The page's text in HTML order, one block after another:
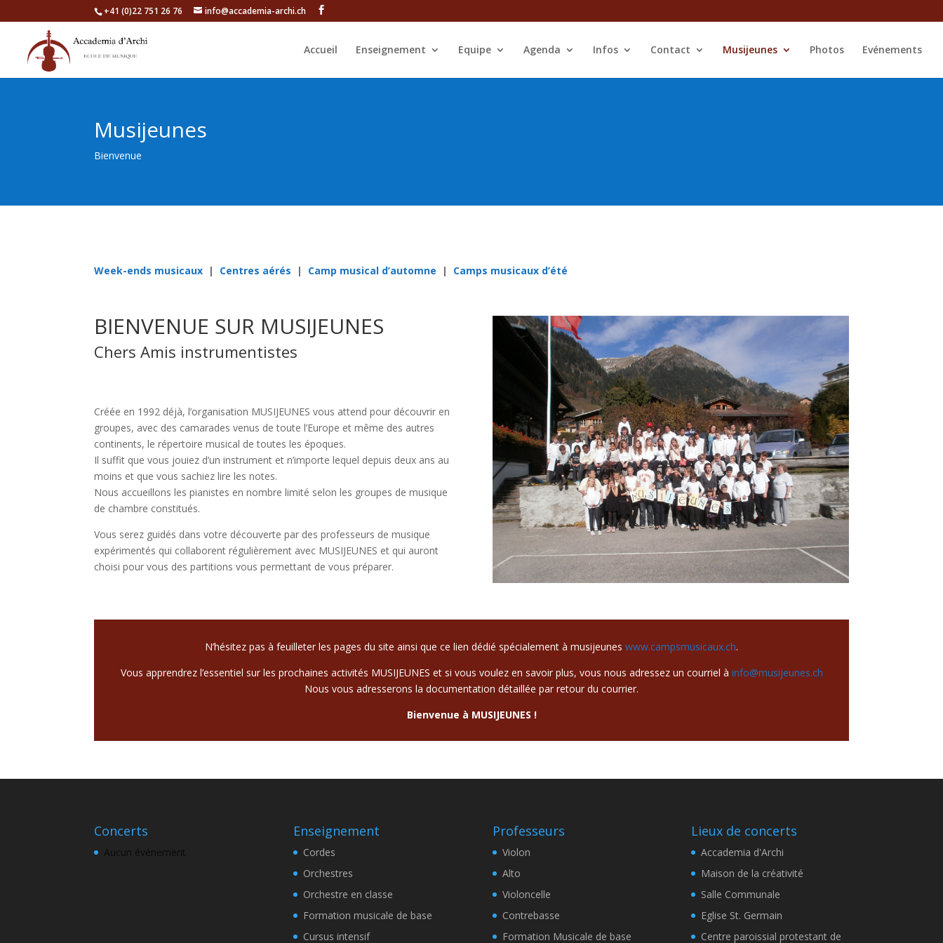
+41 (0)22 751 26 76 info@accademia-archi.ch
Accueil Enseignement Equipe Agenda Infos Contact Musijeunes Photos Evénements
Musijeunes
Bienvenue
Week-ends musicaux | Centres aérés | Camp musical d’automne | Camps musicaux d’été
BIENVENUE SUR MUSIJEUNES
Chers Amis instrumentistes
Créée en 1992 déjà, l’organisation MUSIJEUNES vous attend pour découvrir en
groupes, avec des camarades venus de toute l’Europe et même des autres
continents, le répertoire musical de toutes les époques.
Il suffit que vous jouiez d’un instrument et n’importe lequel depuis deux ans au
moins et que vous sachiez lire les notes.
Nous accueillons les pianistes en nombre limité selon les groupes de musique
de chambre constitués.
Vous serez guidés dans votre découverte par des professeurs de musique
expérimentés qui collaborent régulièrement avec MUSIJEUNES et qui auront
choisi pour vous des partitions vous permettant de vous préparer.
N’hésitez pas à feuilleter les pages du site ainsi que ce lien dédié spécialement à musijeunes www.campsmusicaux.ch.
Vous apprendrez l’essentiel sur les prochaines activités MUSIJEUNES et si vous voulez en savoir plus, vous nous adressez un courriel à info@musijeunes.ch
Nous vous adresserons la documentation détaillée par retour du courrier.
Bienvenue à MUSIJEUNES !
Concerts
Aucun événement
Enseignement
Cordes
Orchestres
Orchestre en classe
Formation musicale de base
Cursus intensif
Professeurs
Violon
Alto
Violoncelle
Contrebasse
Formation Musicale de base
Lieux de concerts
Accademia d'Archi
Maison de la créativité
Salle Communale
Eglise St. Germain
Centre paroissial protestant de